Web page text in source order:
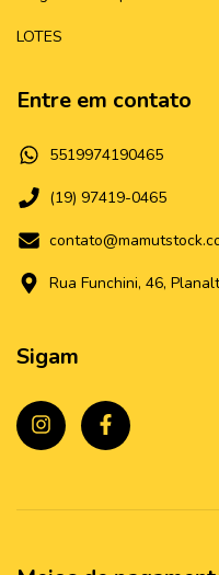
LOTES
Entre em contato
5519974190465
(19) 97419-0465
Rua Funchini, 46,
Sigam